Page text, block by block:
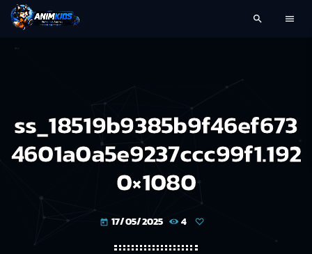
search menu
ss_18519b9385b9f46ef673
4601a0a5e9237ccc99f1.192
0×1080
today 17/05/2025 4